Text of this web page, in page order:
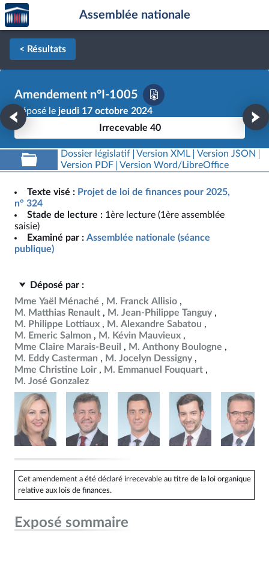
Aller au contenu
Aller en bas de la page
Accèder
à la
page
d'accueil
Assemblée nationale
< Résultats
Amendement n°I-1005
Déposé le jeudi 17 octobre 2024
Irrecevable 40
Dossier législatif Version XML
Version JSON
Version PDF
Version Word/LibreOffice
Texte visé : Projet de loi de finances pour 2025,
n° 324
Stade de lecture : 1ère lecture (1ère assemblée
saisie)
Examiné par : Assemblée nationale (séance
publique)
Déposé par :
Mme Yaël Ménaché
M. Franck Allisio
M. Matthias Renault
M. Jean-Philippe Tanguy
M. Philippe Lottiaux
M. Alexandre Sabatou
M. Emeric Salmon
M. Kévin Mauvieux
Mme Claire Marais-Beuil
M. Anthony Boulogne
M. Eddy Casterman
M. Jocelyn Dessigny
Mme Christine Loir
M. Emmanuel Fouquart
M. José Gonzalez
Cet amendement a été déclaré irrecevable au titre de la loi organique
relative aux lois de finances.
Exposé sommaire